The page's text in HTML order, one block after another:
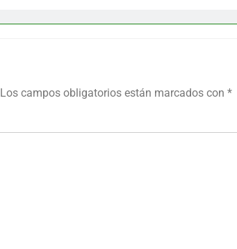
Los campos obligatorios están marcados con *